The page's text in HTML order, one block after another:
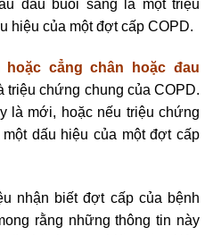
đầu buổi sáng là một triệu
hiệu của một đợt cấp COPD.
cẳng chân hoặc đau
triệu chứng chung của COPD.
là mới, hoặc nếu triệu chứng
dấu hiệu của một đợt cấp
nhận biết đợt cấp của bệnh
rằng những thông tin này